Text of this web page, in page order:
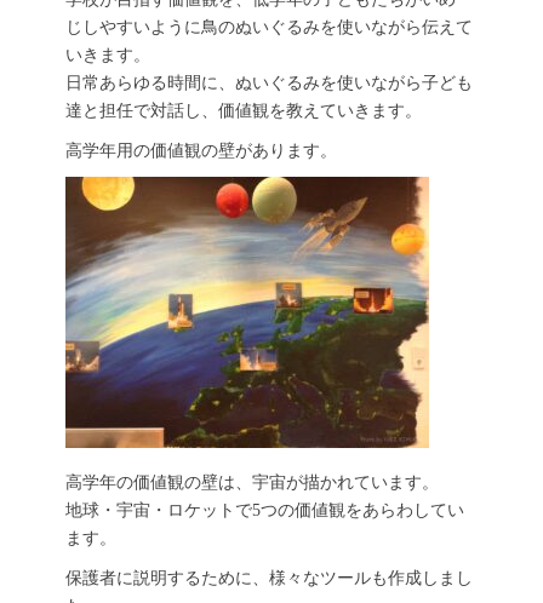
じしやすいように鳥のぬいぐるみを使いながら伝えて
いきます。
日常あらゆる時間に、ぬいぐるみを使いながら子ども
達と担任で対話し、価値観を教えていきます。
高学年用の価値観の壁があります。
高学年の価値観の壁は、宇宙が描かれています。
地球・宇宙・ロケットで5つの価値観をあらわしてい
ます。
保護者に説明するために、様々なツールも作成しまし